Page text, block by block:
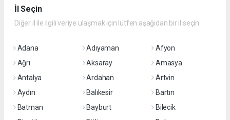
İl Seçin
Diğer il ile ilgili veriye ulaşmak için lütfen aşağıdan bir il seçin
Adana Adıyaman
Afyon
Ağrı
Aksaray
Amasya
Antalya
Ardahan
Artvin
Aydın
Balıkesir
Bartın
Batman
Bayburt
Bilecik